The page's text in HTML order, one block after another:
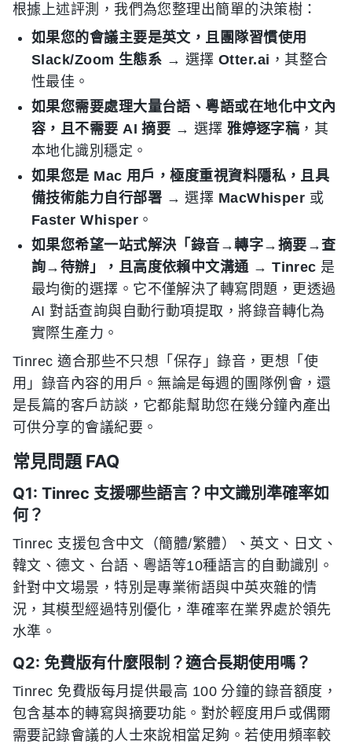
根據上述評測，我們為您整理出簡單的決策樹：
如果您的會議主要是英文，且團隊習慣使用
Slack/Zoom 生態系 → 選擇Otter.ai ，其整合
性最佳。
如果您需要處理大量台語、粵語或在地化中文內
容，且不需要 AI 摘要 → 選擇雅婷逐字稿 ，其
本地化識別穩定。
如果您是 Mac 用戶，極度重視資料隱私，且具
備技術能力自行部署 → 選擇 MacWhisper 或
Faster Whisper 。
如果您希望一站式解決「錄音→轉字→摘要→查
詢→待辦」，且高度依賴中文溝通 →Tinrec 是
最均衡的選擇。它不僅解決了轉寫問題，更透過
AI 對話查詢與自動行動項提取，將錄音轉化為
實際生產力。
Tinrec 適合那些不只想「保存」錄音，更想「使
用」錄音內容的用戶。無論是每週的團隊例會，還
是長篇的客戶訪談，它都能幫助您在幾分鐘內產出
可供分享的會議紀要。
常見問題 FAQ
Q1: Tinrec 支援哪些語言？中文識別準確率如
何？
Tinrec 支援包含中文（簡體/繁體）、英文、日文、
韓文、德文、台語、粵語等10種語言的自動識別。
針對中文場景，特別是專業術語與中英夾雜的情
況，其模型經過特別優化，準確率在業界處於領先
水準。
Q2: 免費版有什麼限制？適合長期使用嗎？
Tinrec 免費版每月提供最高 100 分鐘的錄音額度，
包含基本的轉寫與摘要功能。對於輕度用戶或偶爾
需要記錄會議的人士來說相當足夠。若使用頻率較